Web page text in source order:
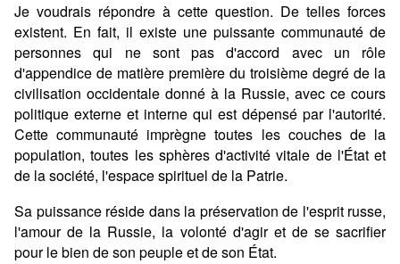
Je voudrais répondre à cette question. De telles forces
existent. En fait, il existe une puissante communauté de
personnes qui ne sont pas d'accord avec un rôle
d'appendice de matière première du troisième degré de la
civilisation occidentale donné à la Russie, avec ce cours
politique externe et interne qui est dépensé par l'autorité.
Cette communauté imprègne toutes les couches de la
population, toutes les sphères d'activité vitale de l'État et
de la société, l'espace spirituel de la Patrie.
Sa puissance réside dans la préservation de l'esprit russe,
l'amour de la Russie, la volonté d'agir et de se sacrifier
pour le bien de son peuple et de son État.